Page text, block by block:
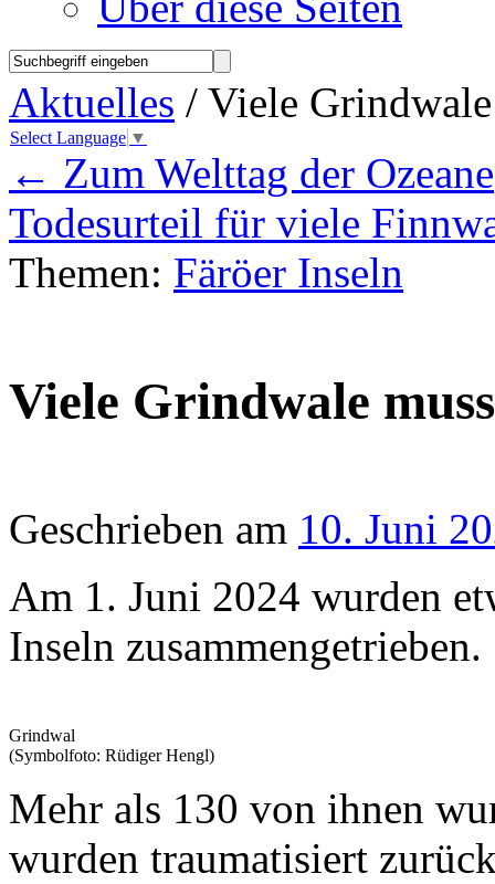
Aktuelles / Viele
Select Language ▼
← Zum Welttag der Ozeane
Todesurteil für viele
Themen: Färöer Inseln
Viele Grindwale
Geschrieben am 10. Juni
Am 1. Juni 2024 wurden
Inseln zusammengetrieben.
Grindwal
(Symbolfoto: Rüdiger Hengl)
Mehr als 130 von ihnen
wurden traumatisiert